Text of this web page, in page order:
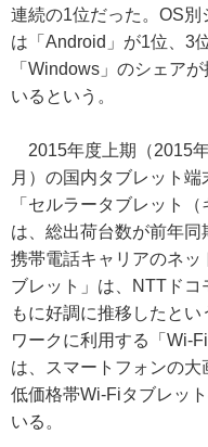
連続の1位だった。OS別
は「Android」が1位、3
「Windows」のシェア
いるという。
2015年度上期（2015
月）の国内タブレット
「セルラータブレット
は、総出荷台数が前年
携帯電話キャリアのネッ
ブレット」は、NTTド
もに好調に推移したと
ワークに利用する「Wi-
は、スマートフォンの
低価格帯Wi-Fiタブレッ
いる。